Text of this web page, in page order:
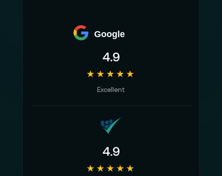
Google
4.9
★★★★★
Excellent
4.9
★★★★★